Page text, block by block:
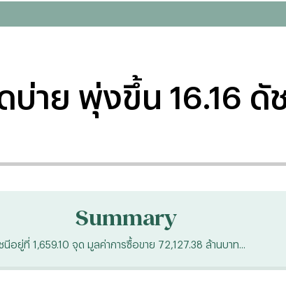
บ่าย พุ่งขึ้น 16.16 ดั
Summary
อยู่ที่ 1,659.10 จุด มูลค่าการซื้อขาย 72,127.38 ล้านบาท...